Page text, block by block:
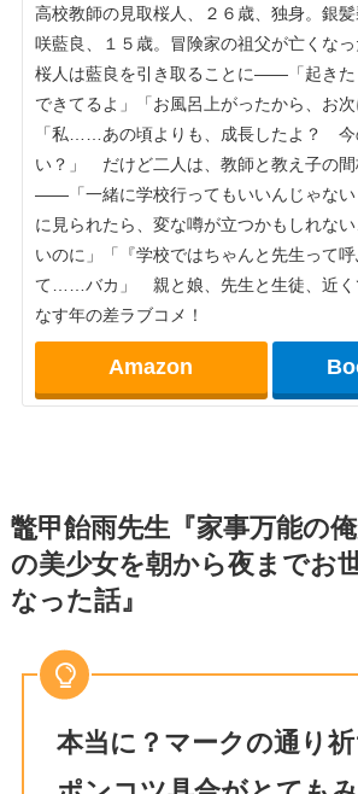
高校教師の見取桜人、２６歳、独身。銀
咲藍良、１５歳。冒険家の祖父が亡くな
桜人は藍良を引き取ることに――「起き
できてるよ」「お風呂上がったから、お次
「私……あの頃よりも、成長したよ？
い？」 だけど二人は、教師と教え子の間
――「一緒に学校行ってもいいんじゃな
に見られたら、変な噂が立つかもしれな
いのに」「『学校ではちゃんと先生って
て……バカ」 親と娘、先生と生徒、近く
なす年の差ラブコメ！
Amazon
鼈甲飴雨先生『家事万能の俺
の美少女を朝から夜までお
なった話』
本当に？マークの通り